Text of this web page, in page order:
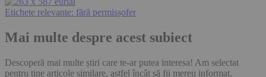
Etichete relevante: fără permisșofer
Mai multe despre acest subiect
Descoperă mai multe știri care te-ar putea interesa! Am selectat
pentru tine articole similare, astfel încât să fii mereu informat.